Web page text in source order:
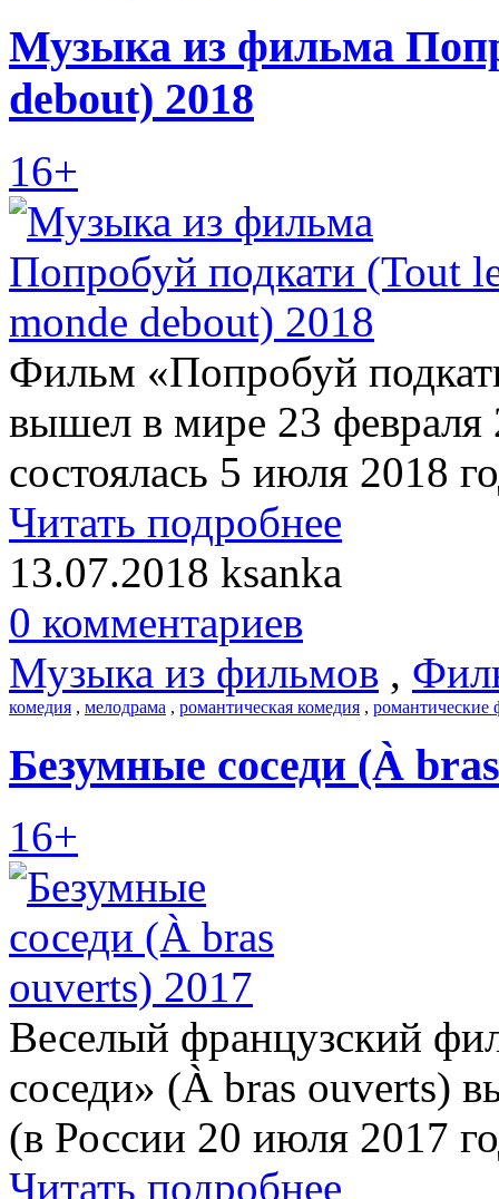
Музыка из фильма
debout) 2018
16+
Фильм «Попробуй
вышел в мире 23 февраля
состоялась 5 июля 2018
Читать подробнее
13.07.2018 ksanka
0 комментариев
Музыка из фильмов ,
комедия , мелодрама , романтическая комедия , романтические
Безумные соседи (À
16+
Веселый французский
соседи» (À bras ouverts)
(в России 20 июля 2017
Читать подробнее